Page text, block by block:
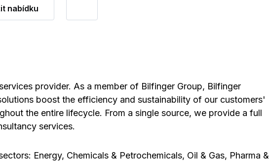
nabídku
provider. As a member of Bilfinger Group, Bilfinger
boost the efficiency and sustainability of our customers'
the entire lifecycle. From a single source, we provide a full
services.
Energy, Chemicals & Petrochemicals, Oil & Gas, Pharma &